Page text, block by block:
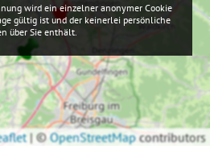
|©OpenStreetMapcontributors
wird ein einzelner anonymer Cookie
gültig ist und der keinerlei persönliche
über Sie enthält.